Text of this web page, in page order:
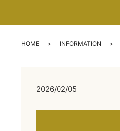
HOME INFORMATION
2026/02/05